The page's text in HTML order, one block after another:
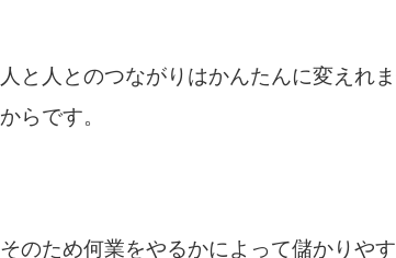
人と人とのつながりはかんたんに変えれ
からです。
そのため何業をやるかによって儲かりや